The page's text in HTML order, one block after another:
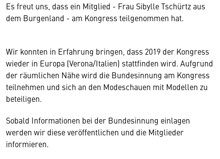
Es freut uns, dass ein Mitglied - Frau Sibylle Tschürtz aus
dem Burgenland - am Kongress teilgenommen hat.
Wir konnten in Erfahrung bringen, dass 2019 der Kongress
wieder in Europa (Verona/Italien) stattfinden wird. Aufgrund
der räumlichen Nähe wird die Bundesinnung am Kongress
teilnehmen und sich an den Modeschauen mit Modellen zu
beteiligen.
Sobald Informationen bei der Bundesinnung einlagen
werden wir diese veröffentlichen und die Mitglieder
informieren.